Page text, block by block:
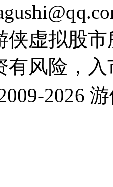
侠虚拟股
有风险，
2026